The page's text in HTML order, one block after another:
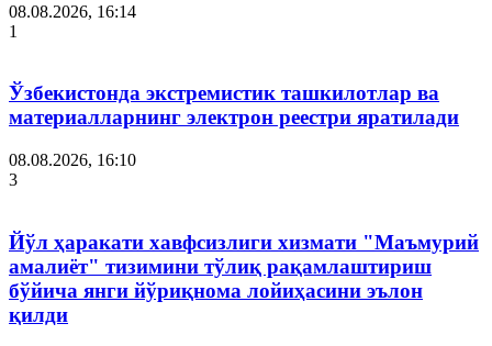
08.08.2026, 16:14
1
Ўзбекистонда экстремистик ташкилотлар ва
материалларнинг электрон реестри яратилади
08.08.2026, 16:10
3
Йўл ҳаракати хавфсизлиги хизмати "Маъмурий
амалиёт" тизимини тўлиқ рақамлаштириш
бўйича янги йўриқнома лойиҳасини эълон
қилди